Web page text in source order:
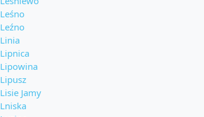
Leśno
Leźno
Linia
Lipnica
Lipowina
Lipusz
Lisie Jamy
Lniska